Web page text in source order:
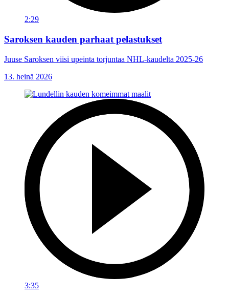
2:29
Saroksen kauden parhaat pelastukset
Juuse Saroksen viisi upeinta torjuntaa NHL-kaudelta 2025-26
13. heinä 2026
3:35